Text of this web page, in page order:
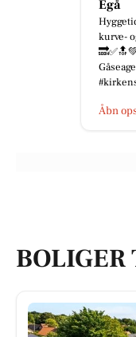
Egå
kurve-
Åbn
BOLIGER